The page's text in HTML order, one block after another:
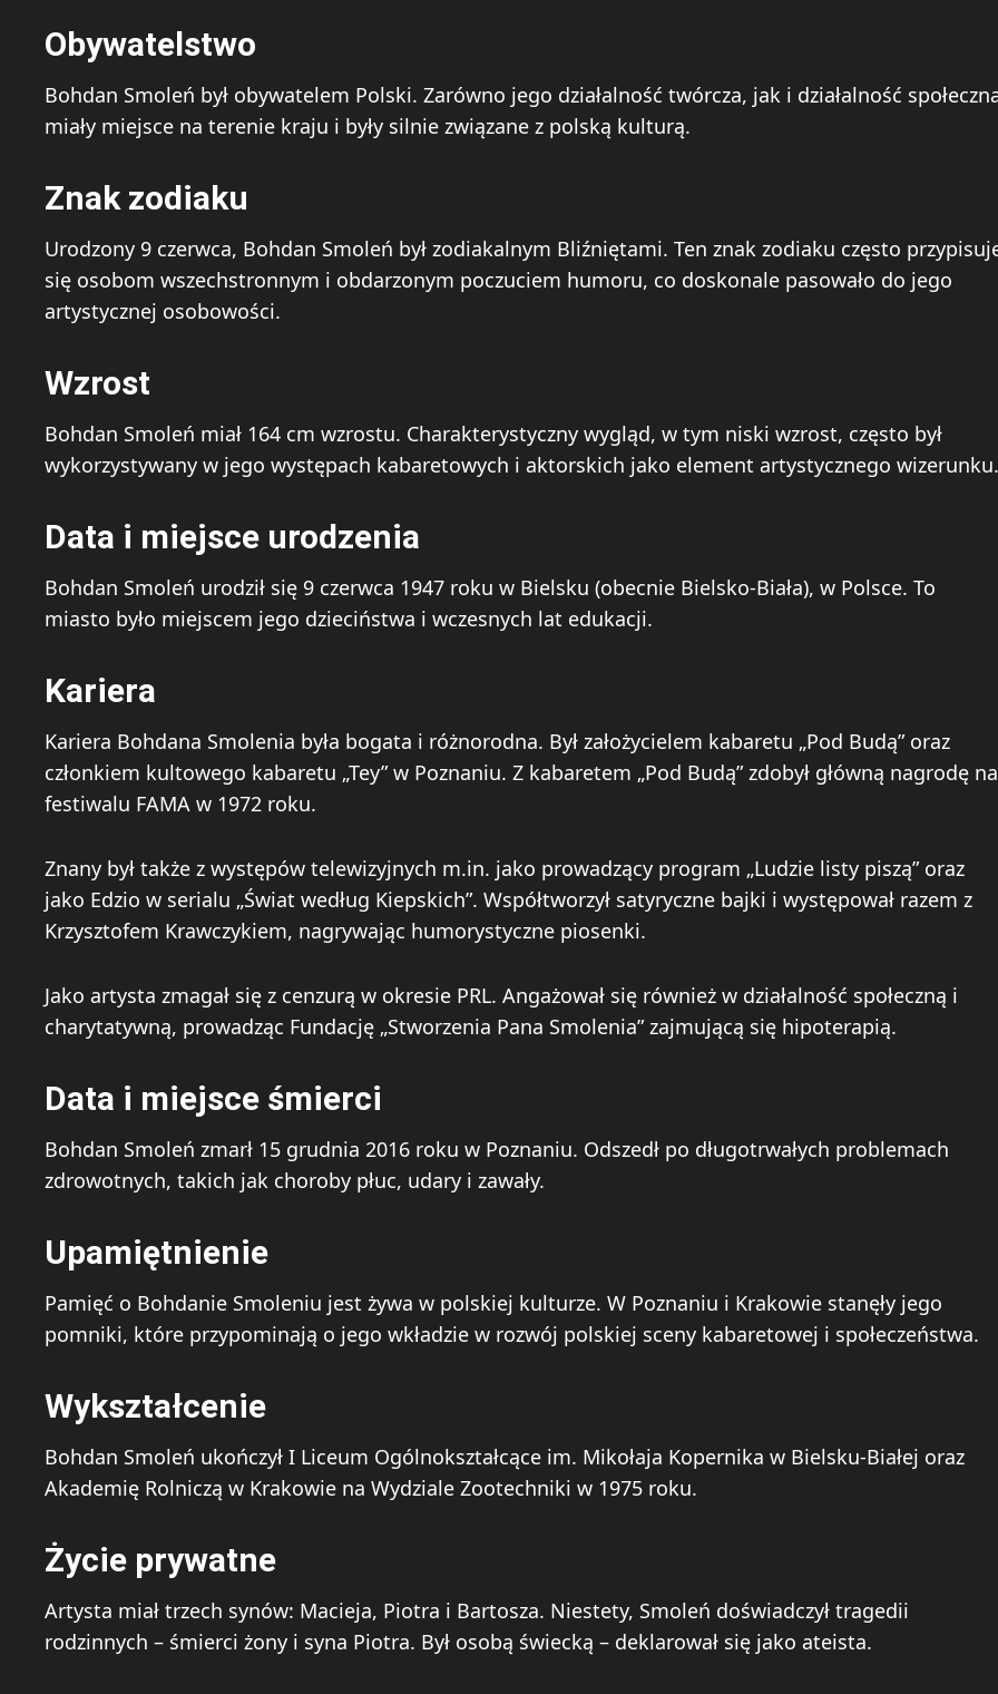
Obywatelstwo
Bohdan Smoleń był obywatelem Polski. Zarówno jego działalność twórcza, jak i działalność
miały miejsce na terenie kraju i były silnie związane z polską kulturą.
Znak zodiaku
Urodzony 9 czerwca, Bohdan Smoleń był zodiakalnym Bliźniętami. Ten znak zodiaku często
się osobom wszechstronnym i obdarzonym poczuciem humoru, co doskonale pasowało do jego
artystycznej osobowości.
Wzrost
Bohdan Smoleń miał 164 cm wzrostu. Charakterystyczny wygląd, w tym niski wzrost, często był
wykorzystywany w jego występach kabaretowych i aktorskich jako element artystycznego wizerunku.
Data i miejsce urodzenia
Bohdan Smoleń urodził się 9 czerwca 1947 roku w Bielsku (obecnie Bielsko-Biała), w Polsce. To
miasto było miejscem jego dzieciństwa i wczesnych lat edukacji.
Kariera
Kariera Bohdana Smolenia była bogata i różnorodna. Był założycielem kabaretu „Pod Budą” oraz
członkiem kultowego kabaretu „Tey” w Poznaniu. Z kabaretem „Pod Budą” zdobył główną nagrodę na
festiwalu FAMA w 1972 roku.
Znany był także z występów telewizyjnych m.in. jako prowadzący program „Ludzie listy piszą” oraz
jako Edzio w serialu „Świat według Kiepskich”. Współtworzył satyryczne bajki i występował razem z
Krzysztofem Krawczykiem, nagrywając humorystyczne piosenki.
Jako artysta zmagał się z cenzurą w okresie PRL. Angażował się również w działalność społeczną i
charytatywną, prowadząc Fundację „Stworzenia Pana Smolenia” zajmującą się hipoterapią.
Data i miejsce śmierci
Bohdan Smoleń zmarł 15 grudnia 2016 roku w Poznaniu. Odszedł po długotrwałych problemach
zdrowotnych, takich jak choroby płuc, udary i zawały.
Upamiętnienie
Pamięć o Bohdanie Smoleniu jest żywa w polskiej kulturze. W Poznaniu i Krakowie stanęły jego
pomniki, które przypominają o jego wkładzie w rozwój polskiej sceny kabaretowej i społeczeństwa.
Wykształcenie
Bohdan Smoleń ukończył I Liceum Ogólnokształcące im. Mikołaja Kopernika w Bielsku-Białej oraz
Akademię Rolniczą w Krakowie na Wydziale Zootechniki w 1975 roku.
Życie prywatne
Artysta miał trzech synów: Macieja, Piotra i Bartosza. Niestety, Smoleń doświadczył tragedii
rodzinnych – śmierci żony i syna Piotra. Był osobą świecką – deklarował się jako ateista.